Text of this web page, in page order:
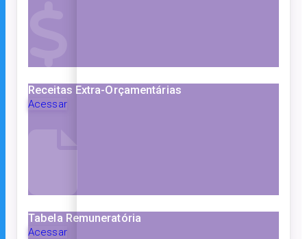
Receitas Extra-Orçamentárias
Acessar
Tabela Remuneratória
Acessar